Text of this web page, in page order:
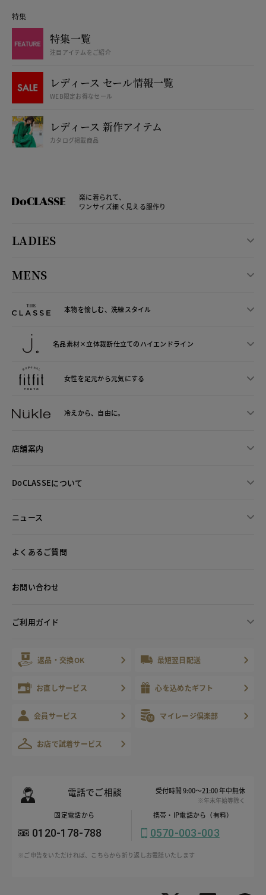
特集
特集一覧
注目アイテムをご紹介
レディース セール情報一覧
WEB限定お得なセール
レディース 新作アイテム
カタログ掲載商品
楽に着られて、
ワンサイズ細く見える服作り
LADIES
MENS
本物を愉しむ、洗練スタイル
名品素材×立体裁断仕立てのハイエンドライン
女性を足元から元気にする
冷えから、 自由に。
店舗案内
DoCLASSEについて
ニュース
よくあるご質問
お問い合わせ
ご利用ガイド
返品・交換OK 最短翌日配送
お直しサービス 心を込めたギフト
会員サービス マイレージ倶楽部
お店で試着サービス
電話でご相談 受付時間 9:00～21:00 年中無休
※年末年始等除く
固定電話から
0120-178-788
携帯・IP電話から（有料）
0570-003-003
※ご申告をいただければ、こちらから折り返しお電話いたします